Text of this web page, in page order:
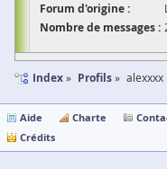
Forum d'origine :
Nombre de messages :
Index Profils alexxxx
Aide Charte
Crédits